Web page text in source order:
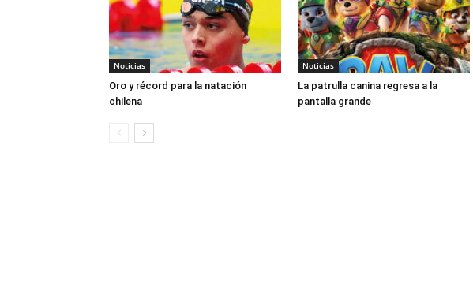
Noticias
Oro y récord para la natación
chilena
Noticias
La patrulla canina regresa a la
pantalla grande